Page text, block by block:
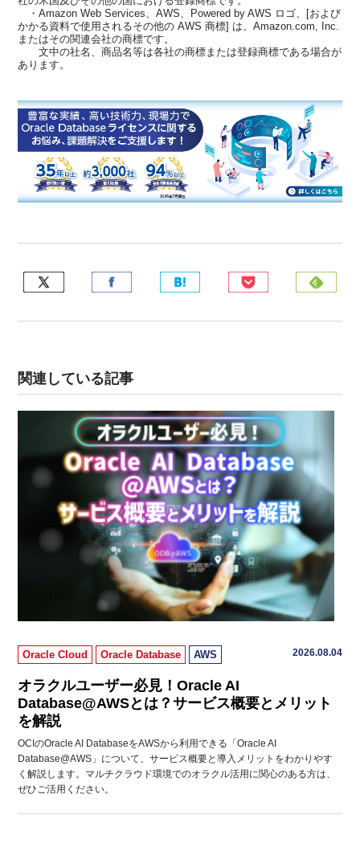
・Amazon Web Services、AWS、Powered by AWS ロゴ、[および
かかる資料で使用されるその他の AWS 商標] は、Amazon.com, Inc.
またはその関連会社の商標です。
文中の社名、商品名等は各社の商標または登録商標である場合が
あります。
関連している記事
Oracle Cloud Oracle Database AWS 2026.08.04
オラクルユーザー必見！Oracle AI
Database@AWSとは？サービス概要とメリット
を解説
OCIのOracle AI DatabaseをAWSから利用できる「Oracle AI
Database@AWS」について、サービス概要と導入メリットをわかりやす
く解説します。マルチクラウド環境でのオラクル活用に関心のある方は、
ぜひご活用ください。